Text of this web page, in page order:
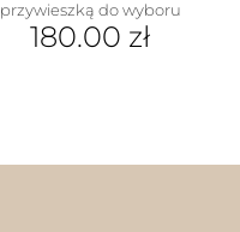
przywieszką do wyboru
180.00 zł